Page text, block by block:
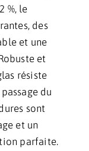
%, le
des
et une
et
résiste
du
sont
et un
parfaite.